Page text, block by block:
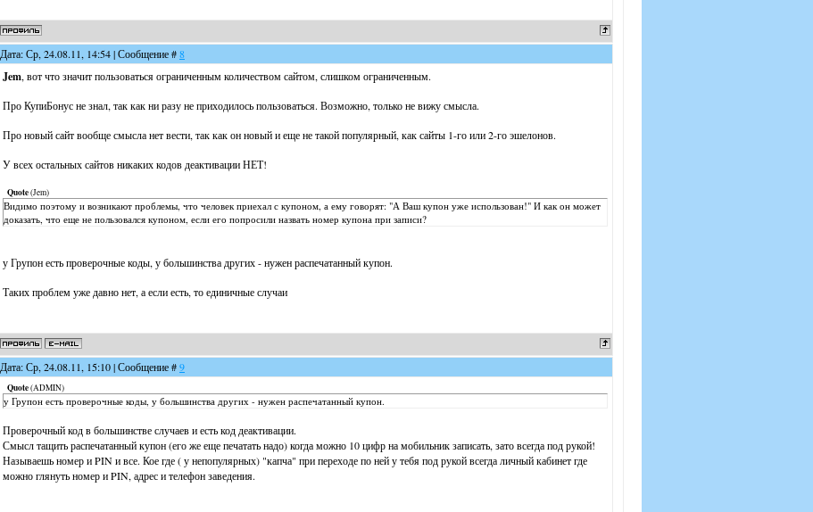
Дата: Ср, 24.08.11, 14:54 | Сообщение #8
Jem, вот что значит пользоваться ограниченным количеством сайтом, слишком ограниченным.
Про КупиБонус не знал, так как ни разу не приходилось пользоваться. Возможно, только не вижу смысла.
Про новый сайт вообще смысла нет вести, так как он новый и еще не такой популярный, как сайты 1-го или 2-го эшелонов.
У всех остальных сайтов никаких кодов деактивации НЕТ!
Quote(Jem)
Видимо поэтому и возникают проблемы, что человек приехал с купоном, а ему говорят: "А Ваш купон уже использован!" И как он может
доказать, что еще не пользовался купоном, если его попросили назвать номер купона при записи?
у Групон есть проверочные коды, у большинства других - нужен распечатанный купон.
Таких проблем уже давно нет, а если есть, то единичные случаи
Дата: Ср, 24.08.11, 15:10 | Сообщение #9
Quote(ADMIN)
у Групон есть проверочные коды, у большинства других - нужен распечатанный купон.
Проверочный код в большинстве случаев и есть код деактивации.
Смысл тащить распечатанный купон (его же еще печатать надо) когда можно 10 цифр на мобильник записать, зато всегда под рукой!
Называешь номер и PIN и все. Кое где ( у непопулярных) "капча" при переходе по ней у тебя под рукой всегда личный кабинет где
можно глянуть номер и PIN, адрес и телефон заведения.